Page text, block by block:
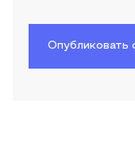
Опубликовать